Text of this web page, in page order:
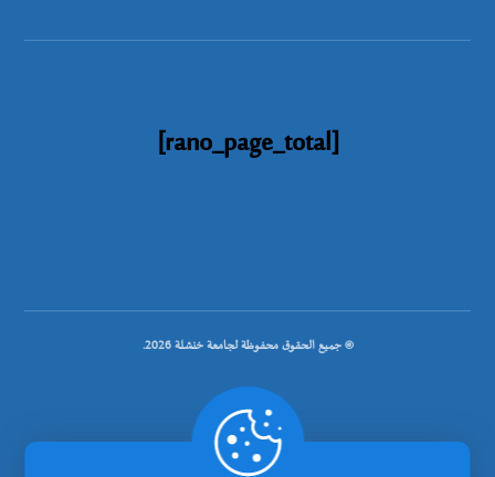
[rano_page_total]
© جميع الحقوق محفوظة لجامعة خنشلة 2026.
.